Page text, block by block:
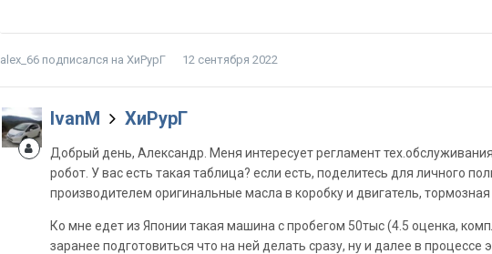
alex_66подписался на ХиРурГ 12 сентября 2022
IvanM ХиРурГ
Добрый день, Александр. Меня интересует регламент
робот. У вас есть такая таблица? если есть, поделитесь для личного
производителем оригинальные масла в коробку и двигатель,
Ко мне едет из Японии такая машина с пробегом 50тыс (4.5 оценка,
заранее подготовиться что на ней делать сразу, ну и далее в